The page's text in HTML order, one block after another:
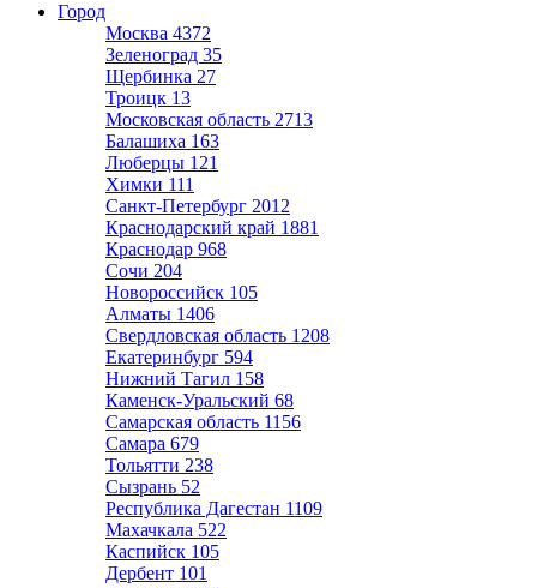
Город
Москва 4372
Зеленоград 35
Щербинка 27
Троицк 13
Московская область 2713
Балашиха 163
Люберцы 121
Химки 111
Санкт-Петербург 2012
Краснодарский край 1881
Краснодар 968
Сочи 204
Новороссийск 105
Алматы 1406
Свердловская область 1208
Екатеринбург 594
Нижний Тагил 158
Каменск-Уральский 68
Самарская область 1156
Самара 679
Тольятти 238
Сызрань 52
Республика Дагестан 1109
Махачкала 522
Каспийск 105
Дербент 101